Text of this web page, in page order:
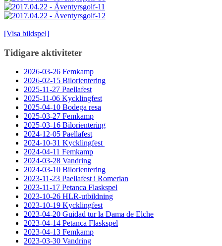
[Visa bildspel]
Tidigare aktiviteter
2026-03-26 Femkamp
2026-02-15 Bilorientering
2025-11-27 Paellafest
2025-11-06 Kycklingfest
2025-04-10 Bodega resa
2025-03-27 Femkamp
2025-03-16 Bilorientering
2024-12-05 Paellafest
2024-10-31 Kycklingfest
2024-04-11 Femkamp
2024-03-28 Vandring
2024-03-10 Bilorientering
2023-11-23 Paellafest i Romerian
2023-11-17 Petanca Flaskspel
2023-10-26 HLR-utbildning
2023-10-19 Kycklingfest
2023-04-20 Guidad tur la Dama de Elche
2023-04-14 Petanca Flaskspel
2023-04-13 Femkamp
2023-03-30 Vandring